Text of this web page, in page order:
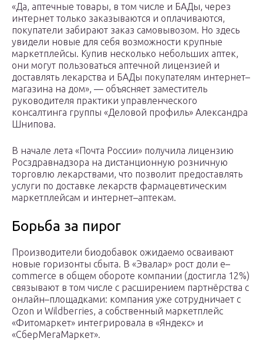
«Да, аптечные товары, в том числе и БАДы, через
интернет только заказываются и оплачиваются,
покупатели забирают заказ самовывозом. Но здесь
увидели новые для себя возможности крупные
маркетплейсы. Купив несколько небольших аптек,
они могут пользоваться аптечной лицензией и
доставлять лекарства и БАДы покупателям интернет–
магазина на дом», — объясняет заместитель
руководителя практики управленческого
консалтинга группы «Деловой профиль» Александра
Шнипова.
В начале лета «Почта России» получила лицензию
Росздравнадзора на дистанционную розничную
торговлю лекарствами, что позволит предоставлять
услуги по доставке лекарств фармацевтическим
маркетплейсам и интернет–аптекам.
Борьба за пирог
Производители биодобавок ожидаемо осваивают
новые горизонты сбыта. В «Эвалар» рост доли e–
commerce в общем обороте компании (достигла 12%)
связывают в том числе с расширением партнёрства с
онлайн–площадками: компания уже сотрудничает с
Ozon и Wildberries, а собственный маркетплейс
«Фитомаркет» интегрировала в «Яндекс» и
«СберМегаМаркет».